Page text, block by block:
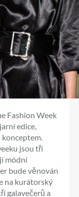
Fashion Week
edice,
jsou tři
módní
bude věnován
na kurátorský
galavečerů a